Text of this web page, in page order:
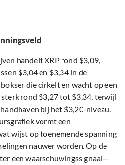
handelt XRP rond $3,09,
$3,04 en $3,34 in de
die cirkelt en wacht op een
rond $3,27 tot $3,34, terwijl
bij het $3,20-niveau.
vormt een
wijst op toenemende spanning
nauwer worden. Op de
een waarschuwingssignaal—